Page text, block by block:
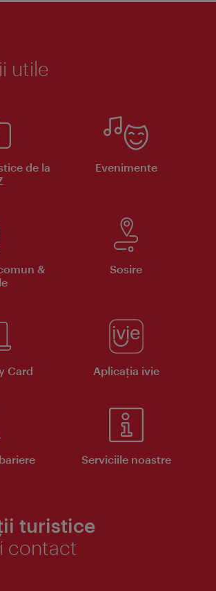
utile
de la
Evenimente
&
Sosire
Card Aplicaţia ivie
Serviciile noastre
turistice
contact